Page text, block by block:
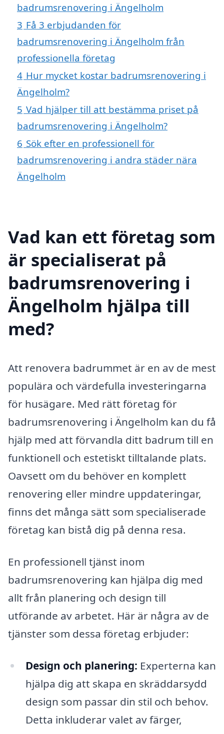
badrumsrenovering i Ängelholm
3 Få 3 erbjudanden för
badrumsrenovering i Ängelholm från
professionella företag
4 Hur mycket kostar badrumsrenovering i
Ängelholm?
5 Vad hjälper till att bestämma priset på
badrumsrenovering i Ängelholm?
6 Sök efter en professionell för
badrumsrenovering i andra städer nära
Ängelholm
Vad kan ett företag som
är specialiserat på
badrumsrenovering i
Ängelholm hjälpa till
med?
Att renovera badrummet är en av de mest
populära och värdefulla investeringarna
för husägare. Med rätt företag för
badrumsrenovering i Ängelholm kan du få
hjälp med att förvandla ditt badrum till en
funktionell och estetiskt tilltalande plats.
Oavsett om du behöver en komplett
renovering eller mindre uppdateringar,
finns det många sätt som specialiserade
företag kan bistå dig på denna resa.
En professionell tjänst inom
badrumsrenovering kan hjälpa dig med
allt från planering och design till
utförande av arbetet. Här är några av de
tjänster som dessa företag erbjuder:
Design och planering: Experterna kan
hjälpa dig att skapa en skräddarsydd
design som passar din stil och behov.
Detta inkluderar valet av färger,